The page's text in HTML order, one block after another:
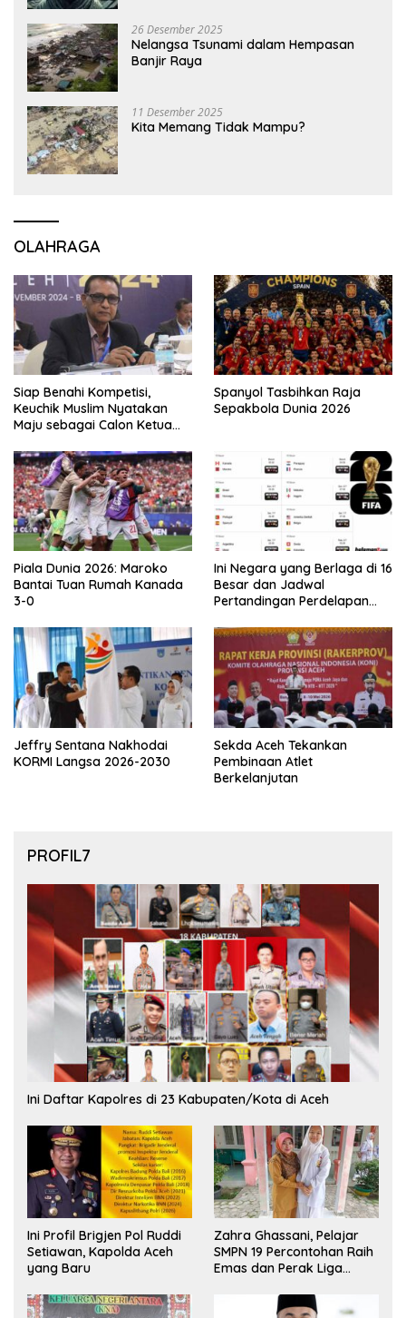
26 Desember 2025
Nelangsa Tsunami dalam Hempasan
Banjir Raya
11 Desember 2025
Kita Memang Tidak Mampu?
OLAHRAGA
Siap Benahi Kompetisi,
Keuchik Muslim Nyatakan
Maju sebagai Calon Ketua
Spanyol Tasbihkan Raja
Sepakbola Dunia 2026
Piala Dunia 2026: Maroko
Bantai Tuan Rumah Kanada
3-0
Ini Negara yang Berlaga di 16
Besar dan Jadwal
Pertandingan Perdelapan
Jeffry Sentana Nakhodai
KORMI Langsa 2026-2030
Sekda Aceh Tekankan
Pembinaan Atlet
Berkelanjutan
PROFIL7
Ini Daftar Kapolres di 23 Kabupaten/Kota di Aceh
Ini Profil Brigjen Pol Ruddi
Setiawan, Kapolda Aceh
yang Baru
Zahra Ghassani, Pelajar
SMPN 19 Percontohan Raih
Emas dan Perak Liga